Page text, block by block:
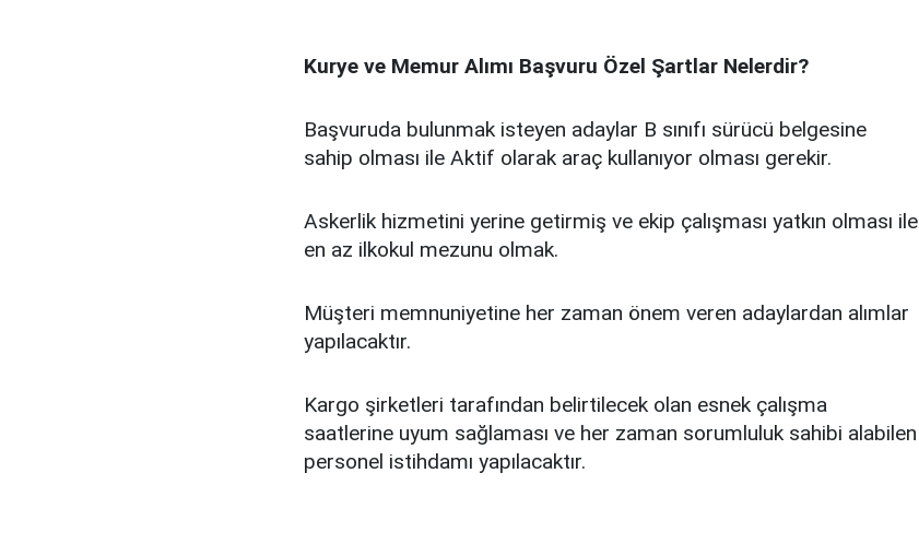
Kurye ve Memur Alımı Başvuru Özel Şartlar Nelerdir?
Başvuruda bulunmak isteyen adaylar B sınıfı sürücü belgesine
sahip olması ile Aktif olarak araç kullanıyor olması gerekir.
Askerlik hizmetini yerine getirmiş ve ekip çalışması yatkın olması ile
en az ilkokul mezunu olmak.
Müşteri memnuniyetine her zaman önem veren adaylardan alımlar
yapılacaktır.
Kargo şirketleri tarafından belirtilecek olan esnek çalışma
saatlerine uyum sağlaması ve her zaman sorumluluk sahibi alabilen
personel istihdamı yapılacaktır.